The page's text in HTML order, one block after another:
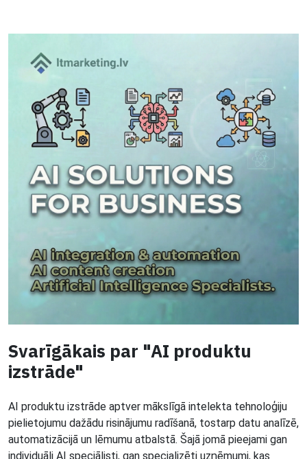
Svarīgākais par "AI produktu
izstrāde"
AI produktu izstrāde aptver mākslīgā intelekta tehnoloģiju
pielietojumu dažādu risinājumu radīšanā, tostarp datu analīzē,
automatizācijā un lēmumu atbalstā. Šajā jomā pieejami gan
individuāli AI speciālisti, gan specializēti uzņēmumi, kas